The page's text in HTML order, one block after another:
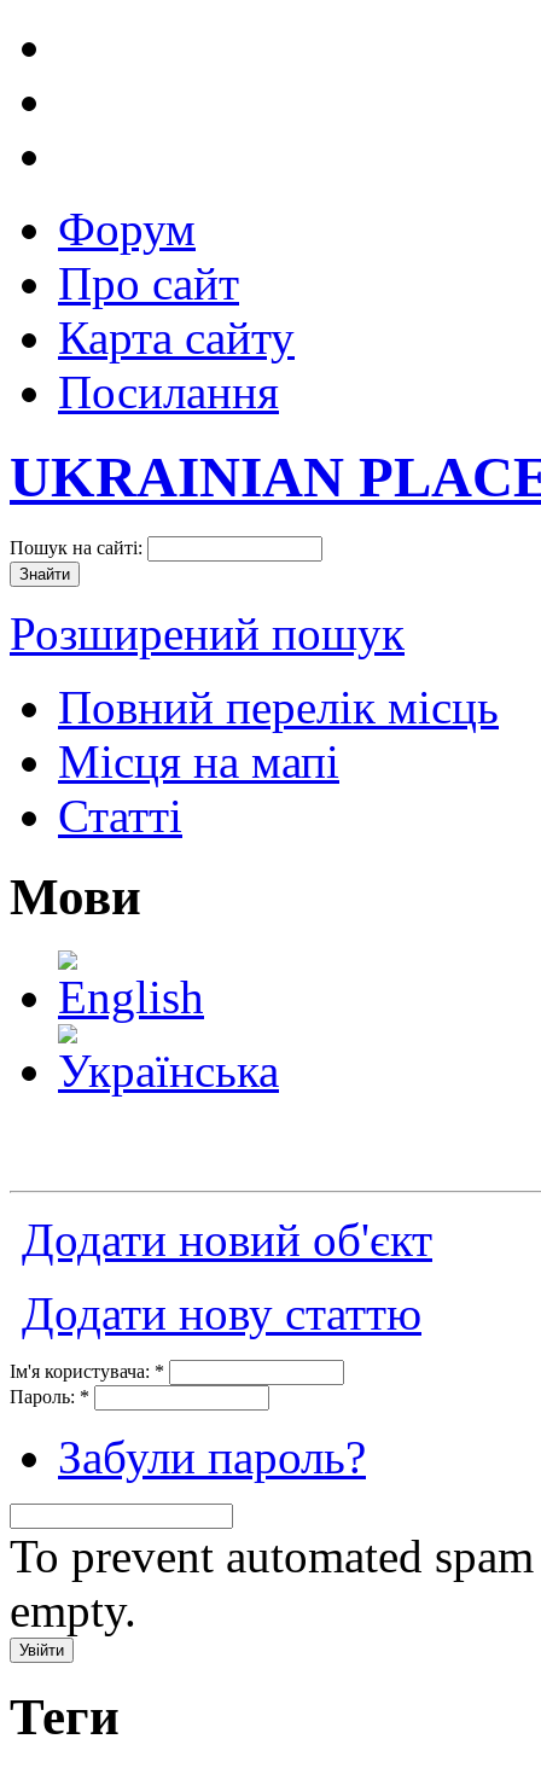
Форум
Про сайт
Карта сайту
Посилання
UKRAINIAN
Пошук на сайті:
Розширений пошук
Повний перелік місць
Місця на мапі
Статті
Мови
Додати новий об'єкт
Додати нову статтю
Ім'я користувача: *
Пароль: *
Забули пароль?
To prevent automated
empty.
Теги